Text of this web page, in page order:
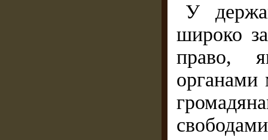
У
широко
право,
органами